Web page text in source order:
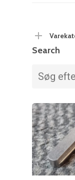
Search